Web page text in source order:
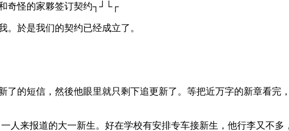
奇怪的家夥签订契约┐┘└┌
於是我们的契约已经成立了。
的短信，然後他眼里就只剩下追更新了。等把近万字的新章看完
人来报道的大一新生。好在学校有安排专车接新生，他行李又不多